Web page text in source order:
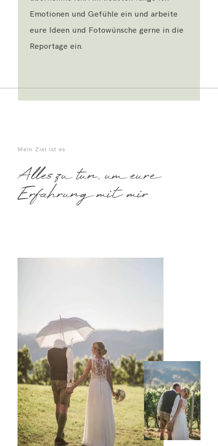
Emotionen und Gefühle ein und arbeite
eure Ideen und Fotowünsche gerne in die
Reportage ein.
Mein Ziel ist es
Alles zu tun, um eure
Erfahrung mit mir